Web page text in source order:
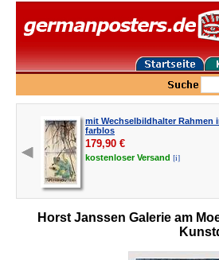
mit Wechselbildhalter Rahmen
farblos
179,90 €
kostenloserVersand [i]
Horst Janssen Galerie am